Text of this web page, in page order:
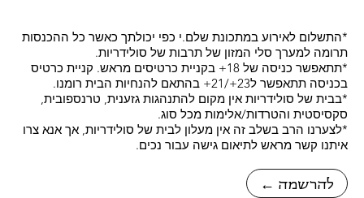
← להרשמה
*התשלום לאירוע במתכונת שלם.י כפי יכולתך כאשר כל ההכנסות
תרומה למערך סלי המזון של תרבות של סולידריות.
*תתאפשר כניסה של 18+ בקניית כרטיסים מראש. קניית כרטיס
בכניסה תתאפשר ל23+/21+ בהתאם להנחיות הבית רומנו.
*בבית של סולידריות אין מקום להתנהגות גזענית, טרנספובית,
סקסיסטית והטרדות/אלימות מכל סוג.
*לצערנו הרב בשלב זה אין מעלון לבית של סולידריות, אך אנא צרו
איתנו קשר מראש לתיאום גישה עבור נכים.